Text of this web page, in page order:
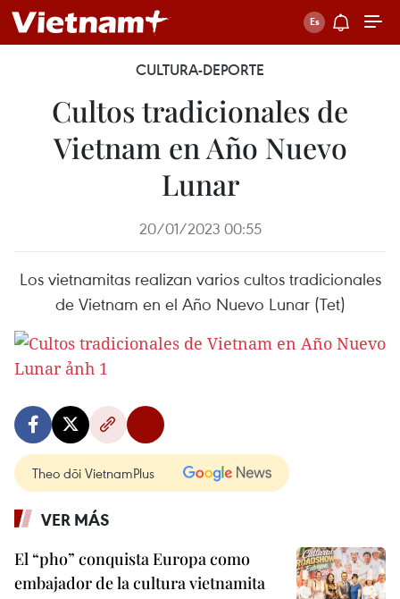
CULTURA-DEPORTE
Cultos tradicionales de
Vietnam en Año Nuevo
Lunar
20/01/2023 00:55
Los vietnamitas realizan varios cultos tradicionales
de Vietnam en el Año Nuevo Lunar (Tet)
Theo dõi VietnamPlus
VER MÁS
El “pho” conquista Europa como
embajador de la cultura vietnamita